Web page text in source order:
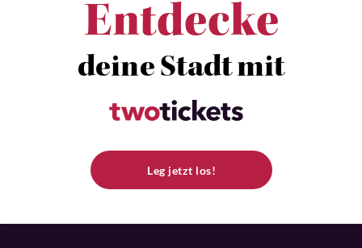
Entdecke
deine Stadt mit
Leg jetzt los!